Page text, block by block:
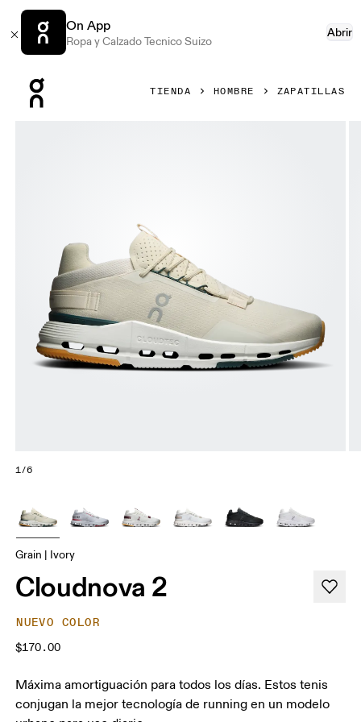
On App
Ropa y Calzado Tecnico Suizo
Abrir
TIENDA HOMBRE ZAPATILLAS
1/6
Grain | Ivory
Cloudnova 2
NUEVO COLOR
$170.00
Máxima amortiguación para todos los días. Estos tenis
conjugan la mejor tecnología de running en un modelo